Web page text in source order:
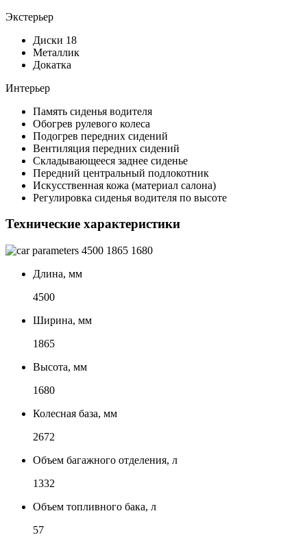
Экстерьер
Диски 18
Металлик
Докатка
Интерьер
Память сиденья водителя
Обогрев рулевого колеса
Подогрев передних сидений
Вентиляция передних сидений
Складывающееся заднее сиденье
Передний центральный подлокотник
Искусственная кожа (материал салона)
Регулировка сиденья водителя по высоте
Технические характеристики
4500 1865 1680
Длина, мм
4500
Ширина, мм
1865
Высота, мм
1680
Колесная база, мм
2672
Объем багажного отделения, л
1332
Объем топливного бака, л
57